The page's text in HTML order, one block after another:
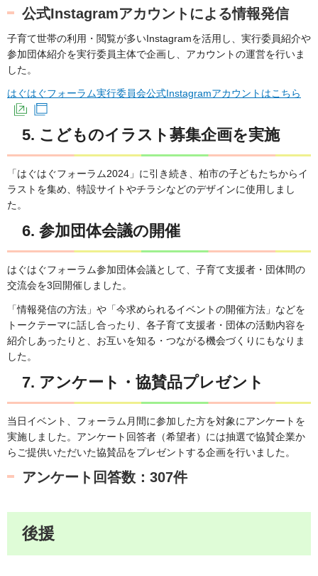
公式Instagramアカウントによる情報発信
子育て世帯の利用・閲覧が多いInstagramを活用し、実行委員紹介や
参加団体紹介を実行委員主体で企画し、アカウントの運営を行いま
した。
はぐはぐフォーラム実行委員会公式Instagramアカウントはこちら
（外部サイトへリンク）
5. こどものイラスト募集企画を実施
「はぐはぐフォーラム2024」に引き続き、柏市の子どもたちからイ
ラストを集め、特設サイトやチラシなどのデザインに使用しまし
た。
6. 参加団体会議の開催
はぐはぐフォーラム参加団体会議として、子育て支援者・団体間の
交流会を3回開催しました。
「情報発信の方法」や「今求められるイベントの開催方法」などを
トークテーマに話し合ったり、各子育て支援者・団体の活動内容を
紹介しあったりと、お互いを知る・つながる機会づくりにもなりま
した。
7. アンケート・協賛品プレゼント
当日イベント、フォーラム月間に参加した方を対象にアンケートを
実施しました。アンケート回答者（希望者）には抽選で協賛企業か
らご提供いただいた協賛品をプレゼントする企画を行いました。
アンケート回答数：307件
後援